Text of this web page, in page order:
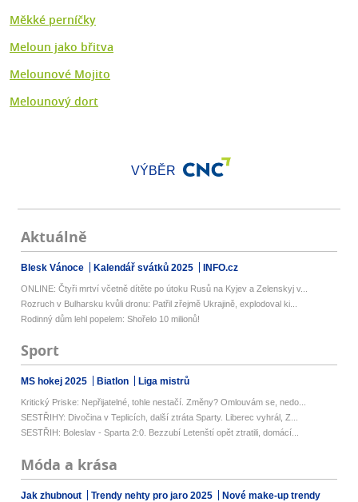
Měkké perníčky
Meloun jako břitva
Melounové Mojito
Melounový dort
VÝBĚR
Aktuálně
Blesk Vánoce Kalendář svátků 2025 INFO.cz
ONLINE: Čtyři mrtví včetně dítěte po útoku Rusů na Kyjev a Zelenskyj v...
Rozruch v Bulharsku kvůli dronu: Patřil zřejmě Ukrajině, explodoval ki...
Rodinný dům lehl popelem: Shořelo 10 milionů!
Sport
MS hokej 2025 Biatlon Liga mistrů
Kritický Priske: Nepřijatelné, tohle nestačí. Změny? Omlouvám se, nedo...
SESTŘIHY: Divočina v Teplicích, další ztráta Sparty. Liberec vyhrál, Z...
SESTŘIH: Boleslav - Sparta 2:0. Bezzubí Letenští opět ztratili, domácí...
Móda a krása
Jak zhubnout Trendy nehty pro jaro 2025 Nové make-up trendy